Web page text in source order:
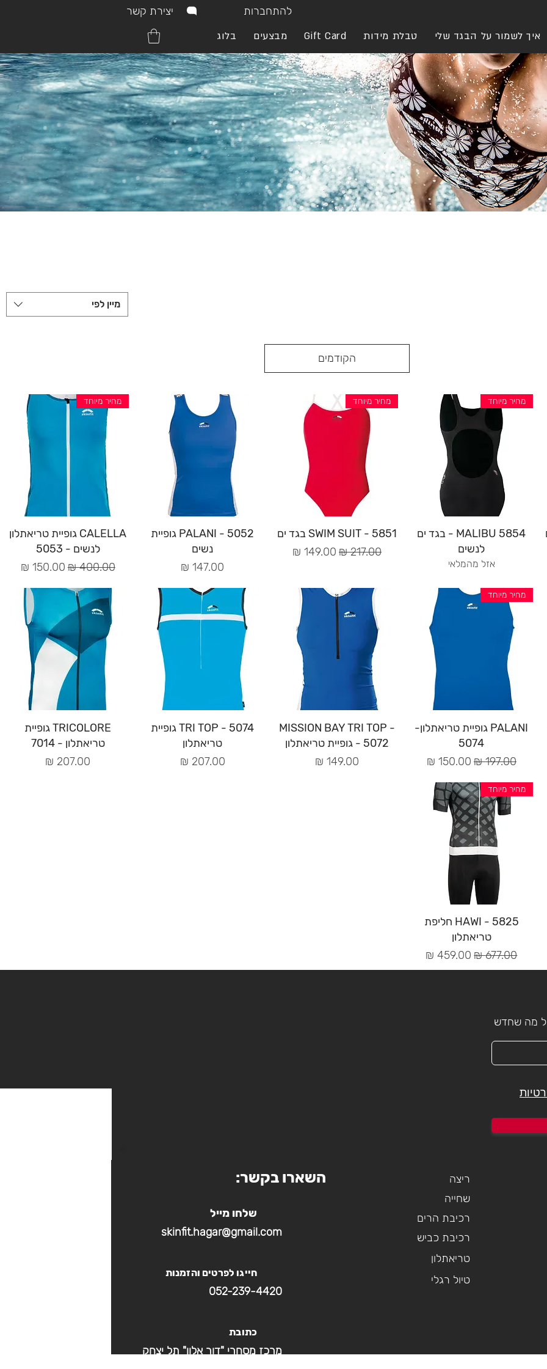
יצירת קשר
להתחברות
איך לשמור על הבגד שלי טבלת מידות Gift Card מבצעים בלוג
מיין לפי
הקודמים
תצוגה מהירה
מחיר מיוחד
MALIBU 5854 - בגד ים
לנשים
אזל מהמלאי
תצוגה מהירה
מחיר מיוחד
SWIM SUIT - 5851 בגד ים
מחיר רגיל מחיר מבצע
תצוגה מהירה PALANI - 5052 גופיית
נשים
מחיר
תצוגה מהירה
מחיר מיוחד
CALELLA גופיית טריאתלון
לנשים - 5053
מחיר רגיל‏400.00 ‏₪ מחיר מבצע
תצוגה מהירה
מחיר מיוחד
PALANI גופיית טריאתלון-
5074
מחיר רגיל‏197.00 ‏₪ מחיר מבצע
תצוגה מהירה
MISSION BAY TRI TOP -
5072 - גופיית טריאתלון
מחיר
תצוגה מהירהTRI TOP - 5074 גופיית
טריאתלון
מחיר
תצוגה מהירהTRICOLORE גופיית
טריאתלון - 7014
מחיר
תצוגה מהירה
מחיר מיוחד
HAWI - 5825 חליפת
טריאתלון
מחיר רגיל‏677.00 ‏₪ מחיר מבצע
מה שחדש
ריצה
שחייה
רכיבת הרים
רכיבת כביש
טריאתלון
טיול רגלי
השארו בקשר:
שלחו מייל
skinfit.hagar@gmail.com
חייגו לפרטים והזמנות
052-239-4420
כתובת
מרכז מסחרי "דור אלון" תל יצחק